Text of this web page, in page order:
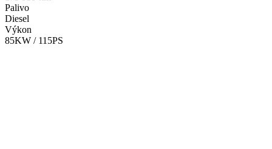
Palivo
Diesel
Výkon
85KW / 115PS